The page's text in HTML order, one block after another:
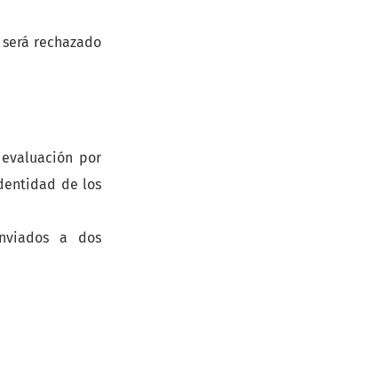
rechazado
por
de los
a dos